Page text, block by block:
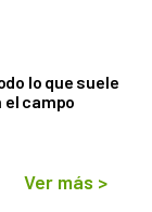
lo que suele
el campo
Ver más >